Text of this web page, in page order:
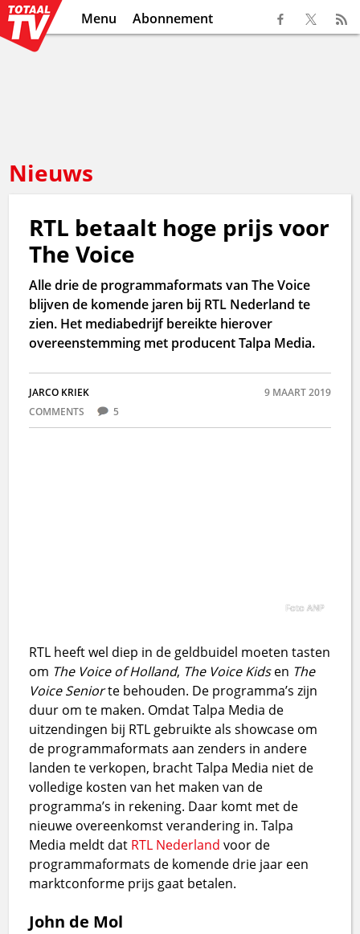
Menu Abonnement
Nieuws
RTL betaalt hoge prijs voor
The Voice
Alle drie de programmaformats van The Voice
blijven de komende jaren bij RTL Nederland te
zien. Het mediabedrijf bereikte hierover
overeenstemming met producent Talpa Media.
JARCO KRIEK
9 MAART 2019
COMMENTS
5
Foto ANP
RTL heeft wel diep in de geldbuidel moeten tasten
om The Voice of Holland, The Voice Kidsen The
Voice Seniorte behouden. De programma’s zijn
duur om te maken. Omdat Talpa Media de
uitzendingen bij RTL gebruikte als showcase om
de programmaformats aan zenders in andere
landen te verkopen, bracht Talpa Media niet de
volledige kosten van het maken van de
programma’s in rekening. Daar komt met de
nieuwe overeenkomst verandering in. Talpa
Media meldt dat RTL Nederland voor de
programmaformats de komende drie jaar een
marktconforme prijs gaat betalen.
John de Mol